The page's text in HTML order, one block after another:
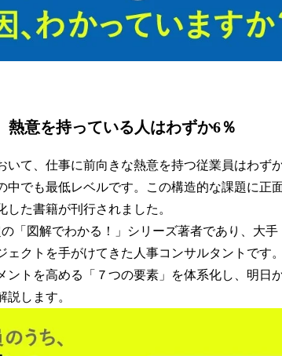
熱意を持っている人はわずか6％
いて、仕事に前向きな熱意を持つ従業員はわず
でも最低レベルです。この構造的な課題に正
た書籍が刊行されました。
「図解でわかる！」シリーズ著者であり、大
ェクトを手がけてきた人事コンサルタントです
ントを高める「７つの要素」を体系化し、明日
します。